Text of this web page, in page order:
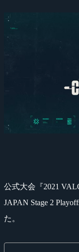
公式大会『2021
JAPAN Stage 2
た。